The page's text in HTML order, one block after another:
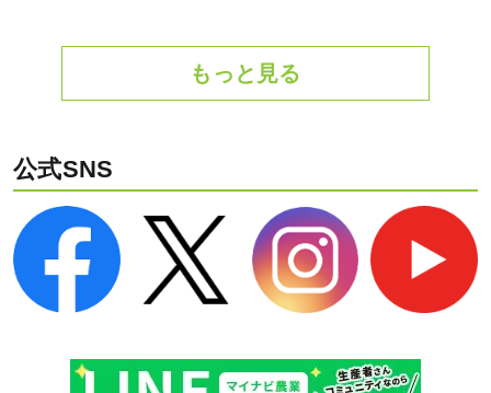
もっと見る
公式SNS